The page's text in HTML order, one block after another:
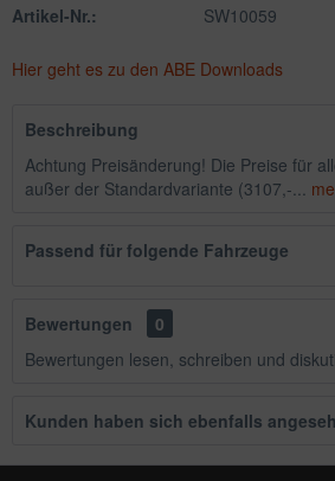
Artikel-Nr.: SW10059
Hier geht es zu den ABE Downloads
Beschreibung
Achtung Preisänderung! Die Preise für
außer der Standardvariante (3107,-...
Passend für folgende Fahrzeuge
Bewertungen
0
Bewertungen lesen, schreiben und
Kunden haben sich ebenfalls